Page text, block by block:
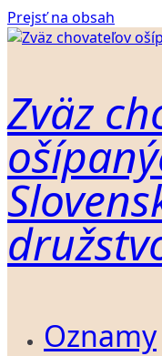
Prejsť na obsah
Zväz
Oznamy